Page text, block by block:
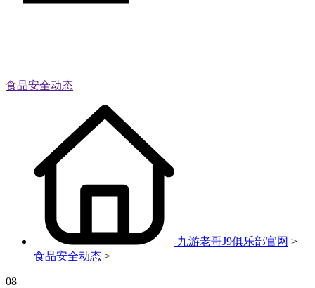
食品安全动态
九游老哥J9俱乐部官网 >
食品安全动态 >
08